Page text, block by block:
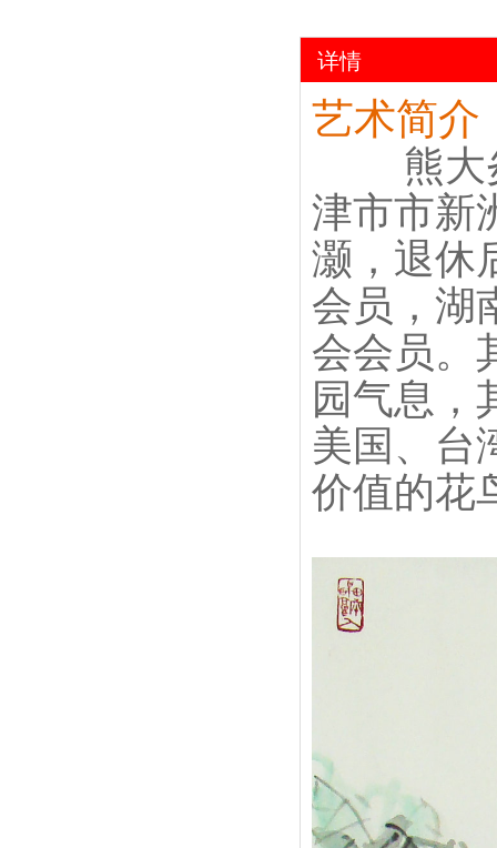
详情
艺术简介
熊
津市市新
灏，退休
会员，湖
会会员。
园气息，
美国、台
价值的花